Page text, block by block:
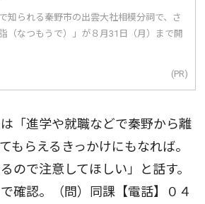
知られる秦野市の出雲大社相模分祠で、さ
（なつもうで）」が８月31日（月）まで開
(PR)
「進学や就職などで秦野から離
もらえるきっかけにもなれば。
ので注意してほしい」と話す。
確認。（問）同課【電話】０４